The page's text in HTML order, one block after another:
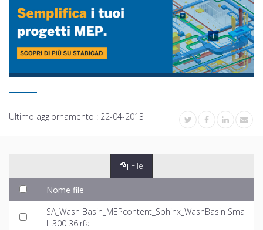
Ultimo aggiornamento : 22-04-2013
File
Nome file
SA_Wash Basin_MEPcontent_Sphinx_WashBasin Sma
ll 300 36.rfa